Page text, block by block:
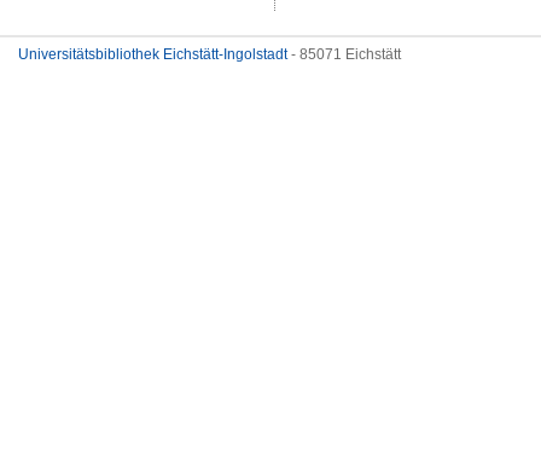
Universitätsbibliothek Eichstätt-Ingolstadt- 85071 Eichstätt